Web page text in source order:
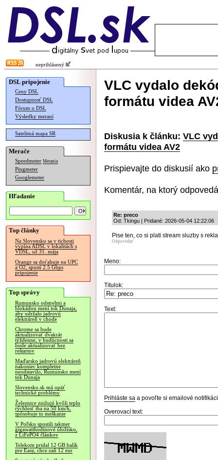
neprihlásený
DSL pripojenie
Ceny DSL
Dostupnosť DSL
Fórum o DSL
Výsledky meraní
Satelitná mapa SR
Merače
Speedmeter Merania
Pingmeter
Googlemeter
Hľadanie
Top články
Na Slovensku sa v tichosti
vypína ADSL v lokalitách s
VDSL, už 31. mája
Orange sa doťahuje na UPC
a O2, spustí 2.5 Gbps
pripojenie
Top správy
Rumunsko odstrelmi a
blokádou mení tok Dunaja,
aby udržalo jadrovú
elektráreň v chode
Chrome sa bude
aktualizovať dvakrát
týždenne, v budúcnosti sa
bude aktualizovať bez
reštartov
Maďarsko jadrovú elektráreň
nakoniec kompletne
neodstavilo, Rumunsko mení
tok Dunaja
Slovensko.sk má opäť
technické problémy
Železnice znižujú kvôli teplu
rýchlosť iba na 50 km/h,
spôsobuje to meškanie
V Poľsku spustili takmer
gigawatthodinové úložisko,
z LiFePO4 článkov
Telekom pridal 12 GB balík
pre Easy, chce zaň 12 eur
VLC vydalo
formátu videa
Diskusia k článku: VLC
formátu videa AV2
Prispievajte do diskusií ako
Komentár, na ktorý
Re: preco
Od: Tkingu | Pridané: 2026-05-04 12:22:06
Pise ten, co si plati stream sluzby s
Odpovedať
Meno:
Titulok:
Text:
Prihláste sa a povoľte si emailové
Overovací text: